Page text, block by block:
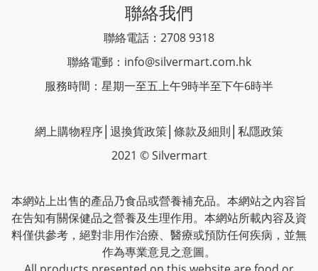
聯絡我們
聯絡電話：2708 9318
聯絡電郵： info@silvermart.com.hk
服務時間：星期一至五上午9時半至下午6時半
網上購物程序 退換貨政策 條款及細則 私隱政策
2021 © Silvermart
本網站上出售的產品乃食品或營養補充品。本網站之內容旨
在告知有關保健品之營養及生理作用。本網站所載內容及資
料僅供參考，絕對非用作治療、醫療或預防任何疾病，並無
作為專業意見之意圖。